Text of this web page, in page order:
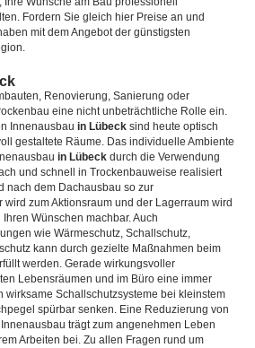
Fordern Sie gleich hier Preise an und
mit dem Angebot der günstigsten
Renovierung, Sanierung oder
eine nicht unbeträchtliche Rolle ein.
Innenausbau in Lübeck sind heute optisch
gestaltete Räume. Das individuelle Ambiente
in Lübeck durch die Verwendung
und schnell in Trockenbauweise realisiert
nach dem Dachausbau so zur
zum Aktionsraum und der Lagerraum wird
Wünschen machbar. Auch
wie Wärmeschutz, Schallschutz,
kann durch gezielte Maßnahmen beim
werden. Gerade wirkungsvoller
Lebensräumen und im Büro eine immer
wirksame Schallschutzsysteme bei kleinstem
spürbar senken. Eine Reduzierung von
trägt zum angenehmen Leben
Arbeiten bei. Zu allen Fragen rund um